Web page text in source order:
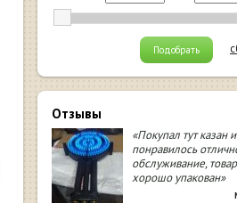
Подобрать
Отзывы
«Покупал тут казан
понравилось
обслуживание,
хорошо упакован»